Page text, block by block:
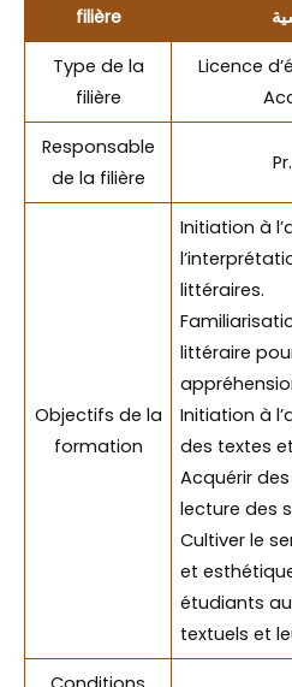
filière
Type de la
filière
Licence
Responsable
de la filière
Objectifs de la
formation
Initiation à
littéraires.
littéraire
Initiation à
des textes
Acquérir
lecture des
Cultiver le
et
étudiants
textuels et